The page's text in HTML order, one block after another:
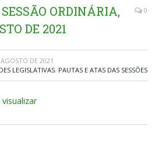
ORDINÁRIA,
DE 2021
0
DE 2021
LEGISLATIVAS, PAUTAS E ATAS DAS SESSÕES